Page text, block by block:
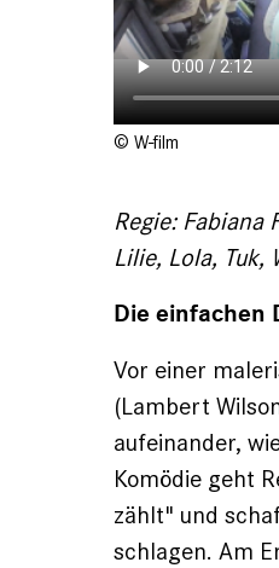
© W-film
Regie: Fabiana
Lilie, Lola, Tuk,
Die einfachen
Vor einer
(Lambert
aufeinander,
Komödie geht
zählt" und
schlagen. Am